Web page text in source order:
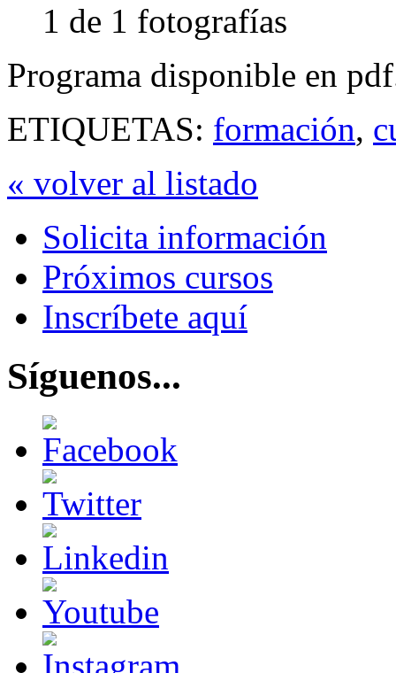
1 de 1 fotografías
Programa disponible en
ETIQUETAS: formación,
« volver al listado
Solicita información
Próximos cursos
Inscríbete aquí
Síguenos...